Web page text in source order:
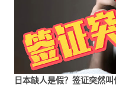
日本缺人是假？签证突然叫